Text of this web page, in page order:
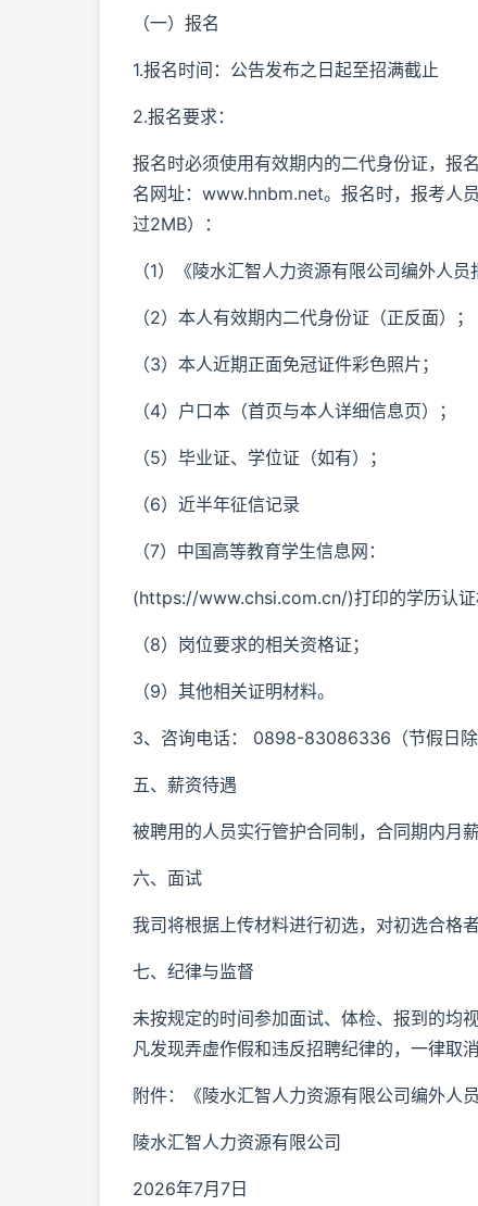
（一）报名
1.报名时间：公告发布之日起至招满截止
2.报名要求：
报名时必须使用有效期内的二代身份证，报
名网址：www.hnbm.net。报名时，报考人
过2MB）：
（1）《陵水汇智人力资源有限公司编外人员
（2）本人有效期内二代身份证（正反面）；
（3）本人近期正面免冠证件彩色照片；
（4）户口本（首页与本人详细信息页）；
（5）毕业证、学位证（如有）；
（6）近半年征信记录
（7）中国高等教育学生信息网：
(https://www.chsi.com.cn/)打印的学历认证
（8）岗位要求的相关资格证；
（9）其他相关证明材料。
3、咨询电话： 0898-83086336（节假日除
五、薪资待遇
被聘用的人员实行管护合同制，合同期内月
六、面试
我司将根据上传材料进行初选，对初选合格
七、纪律与监督
未按规定的时间参加面试、体检、报到的均
凡发现弄虚作假和违反招聘纪律的，一律取消
附件：《陵水汇智人力资源有限公司编外人
陵水汇智人力资源有限公司
2026年7月7日